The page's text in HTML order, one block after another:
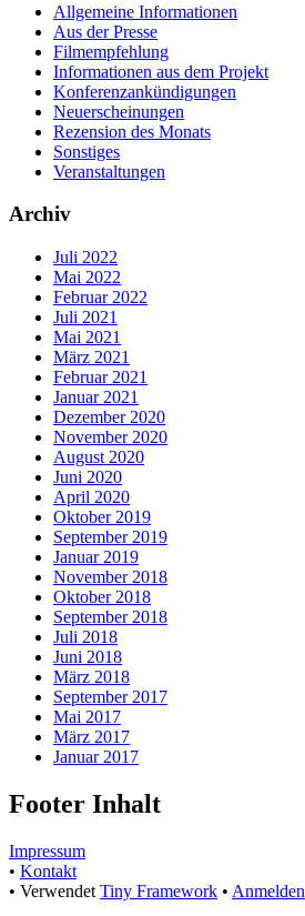
Allgemeine Informationen
Aus der Presse
Filmempfehlung
Informationen aus dem Projekt
Konferenzankündigungen
Neuerscheinungen
Rezension des Monats
Sonstiges
Veranstaltungen
Archiv
Juli 2022
Mai 2022
Februar 2022
Juli 2021
Mai 2021
März 2021
Februar 2021
Januar 2021
Dezember 2020
November 2020
August 2020
Juni 2020
April 2020
Oktober 2019
September 2019
Januar 2019
November 2018
Oktober 2018
September 2018
Juli 2018
Juni 2018
März 2018
September 2017
Mai 2017
März 2017
Januar 2017
Footer Inhalt
Impressum
• Kontakt
• Verwendet Tiny Framework • Anmelden